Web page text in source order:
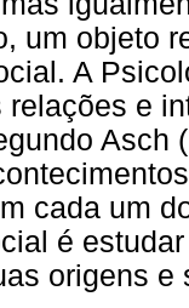
um objeto
A
relações e
Asch
cada um
é
origens